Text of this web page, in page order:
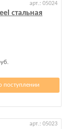
арт.: 05024
стальная
поступлении
арт.: 05023